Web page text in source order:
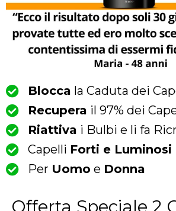
Blocca la Caduta dei
Recupera il 97% dei
Riattiva i Bulbi e li fa
Capelli Forti e Luminosi
Per Uomo e Donna
Offerta Speciale 2